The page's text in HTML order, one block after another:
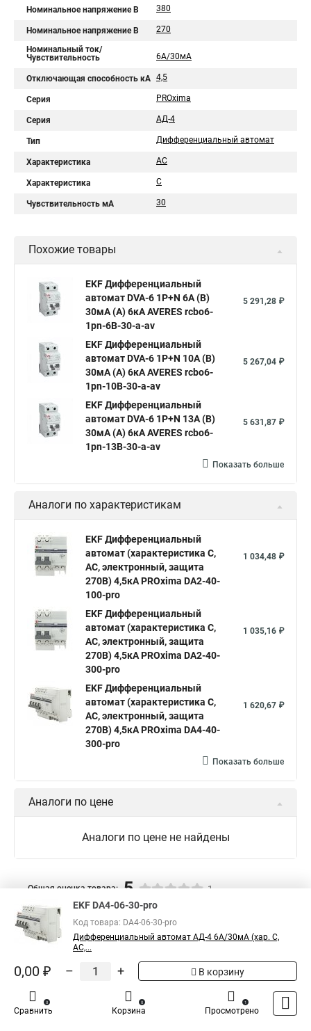
Номинальное напряжение В 380
Номинальное напряжение В 270
Номинальный ток/
Чувствительность
6А/30мА
Отключающая способность кА 4,5
Серия PROxima
Серия АД-4
Тип Дифференциальный автомат
Характеристика AC
Характеристика C
Чувствительность мА 30
Похожие товары
EKF Дифференциальный
автомат DVA-6 1P+N 6А (B)
30мА (A) 6кА AVERES rcbo6-
1pn-6B-30-a-av
5 291,28 ₽
EKF Дифференциальный
автомат DVA-6 1P+N 10А (B)
30мА (A) 6кА AVERES rcbo6-
1pn-10B-30-a-av
5 267,04 ₽
EKF Дифференциальный
автомат DVA-6 1P+N 13А (B)
30мА (A) 6кА AVERES rcbo6-
1pn-13B-30-a-av
5 631,87 ₽
Показать больше
Аналоги по характеристикам
EKF Дифференциальный
автомат (характеристика C,
AC, электронный, защита
270В) 4,5кА PROxima DA2-40-
100-pro
1 034,48 ₽
EKF Дифференциальный
автомат (характеристика C,
AC, электронный, защита
270В) 4,5кА PROxima DA2-40-
300-pro
1 035,16 ₽
EKF Дифференциальный
автомат (характеристика C,
AC, электронный, защита
270В) 4,5кА PROxima DA4-40-
300-pro
1 620,67 ₽
Показать больше
Аналоги по цене
Аналоги по цене не найдены
Написать отзыв
Общая оценка товара: 5 1
Специализированный магазинTDMв России
EKF DA4-06-30-pro
Код товара: DA4-06-30-pro
Дифференциальный автомат АД-4 6А/30мА (хар. C,
AC,...
0,00 ₽ – + В корзину
Сравнить
0
Корзина
0
Просмотрено
1